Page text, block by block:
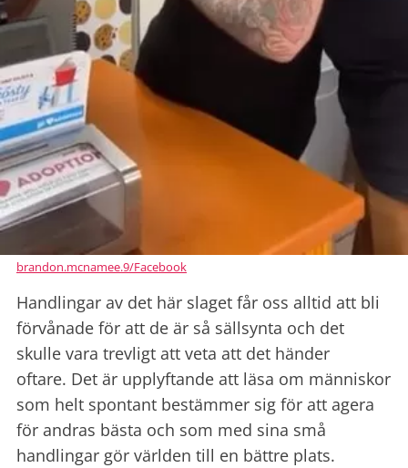
brandon.mcnamee.9/Facebook
Handlingar av det här slaget får oss alltid att bli
förvånade för att de är så sällsynta och det
skulle vara trevligt att veta att det händer
oftare. Det är upplyftande att läsa om människor
som helt spontant bestämmer sig för att agera
för andras bästa och som med sina små
handlingar gör världen till en bättre plats.